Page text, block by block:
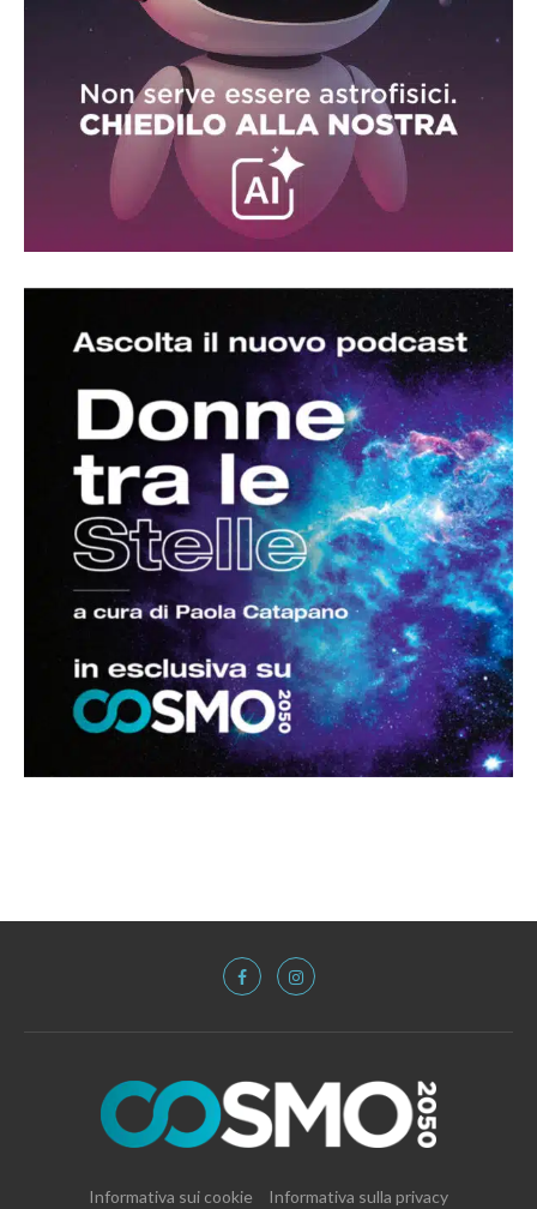
Informativa sui cookie Informativa sulla privacy